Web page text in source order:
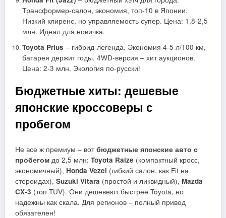
Трансформер-салон, экономия, топ-10 в Японии.
Низкий клиренс, но управляемость супер. Цена: 1,8-2,5
млн. Идеал для новичка.
Toyota Prius – гибрид-легенда. Экономия 4-5 л/100 км,
батарея держит годы. 4WD-версия – хит аукционов.
Цена: 2-3 млн. Экология по-русски!
Бюджетные хиты: дешевые
японские кроссоверы с
пробегом
Не все ж премиум – вотбюджетные японские авто с
пробегом до 2,5 млн: Toyota Raize (компактный кросс,
экономичный), Honda Vezel (гибкий салон, как Fit на
стероидах), Suzuki Vitara (простой и ликвидный), Mazda
CX-3 (топ TUV). Они дешевеют быстрее Toyota, но
надежны как скала. Для регионов – полный привод
обязателен!